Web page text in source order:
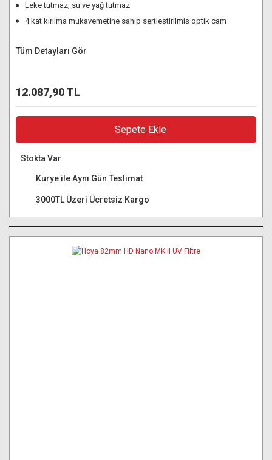
Leke tutmaz, su ve yağ tutmaz
4 kat kırılma mukavemetine sahip sertleştirilmiş optik cam
Tüm Detayları Gör
12.087,90 TL
Sepete Ekle
Stokta Var
Kurye ile Aynı Gün Teslimat
3000TL Üzeri Ücretsiz Kargo